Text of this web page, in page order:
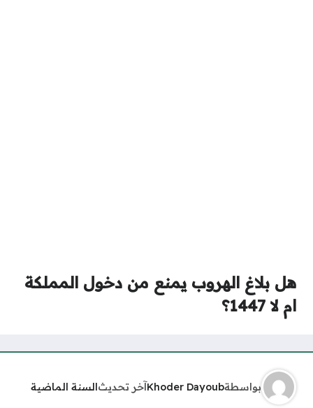
هل بلاغ الهروب يمنع من دخول المملكة
ام لا 1447؟
بواسطةKhoder Dayoubآخر تحديثالسنة الماضية